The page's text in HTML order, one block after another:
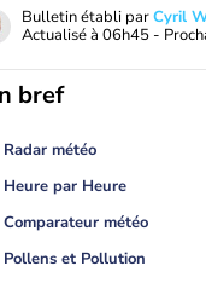
Bulletin établi parCyril
Actualisé à 06h45 -
bref
Radar météo
Heure par Heure
Comparateur météo
Pollens et Pollution